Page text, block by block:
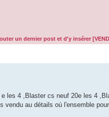
un dernier post et d'y insérer
les 4 ,Blaster cs neuf 20e les 4
au détails où l'ensemble